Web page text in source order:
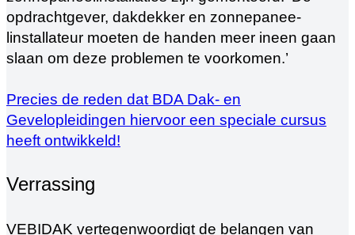
opdrachtgever, dakdekker en zonnepanee-
linstallateur moeten de handen meer ineen gaan
slaan om deze problemen te voorkomen.’
Precies de reden dat BDA Dak- en
Gevelopleidingen hiervoor een speciale cursus
heeft ontwikkeld!
Verrassing
VEBIDAK vertegenwoordigt de belangen van